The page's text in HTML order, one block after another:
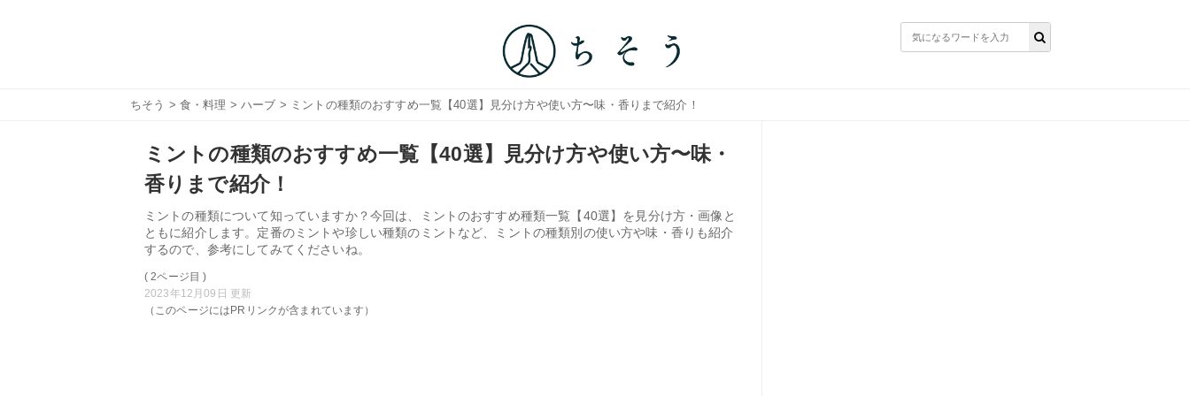
ちそう > 食・料理 >ハーブ > ミントの種類のおすすめ一覧【40選】見分け方や使い方〜味・香りまで紹介！
ミントの種類のおすすめ一覧【40選】見分け方や使い方〜味・
香りまで紹介！
ミントの種類について知っていますか？今回は、ミントのおすすめ種類一覧【40選】を見分け方・画像と
ともに紹介します。定番のミントや珍しい種類のミントなど、ミントの種類別の使い方や味・香りも紹介
するので、参考にしてみてくださいね。
( 2ページ目 )
2023年12月09日 更新
（このページにはPRリンクが含まれています）